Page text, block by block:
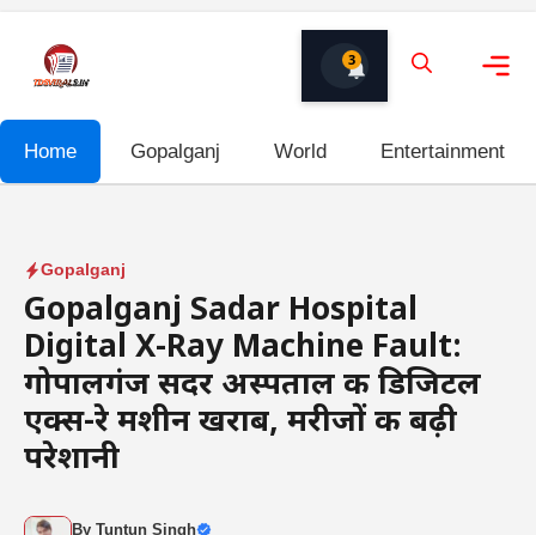
content
3
Home Gopalganj World Entertainment
Gopalganj
Gopalganj Sadar Hospital
Digital X-Ray Machine Fault:
गोपालगंज सदर अस्पताल की डिजिटल
एक्स-रे मशीन खराब, मरीजों की बढ़ी
परेशानी
By Tuntun Singh